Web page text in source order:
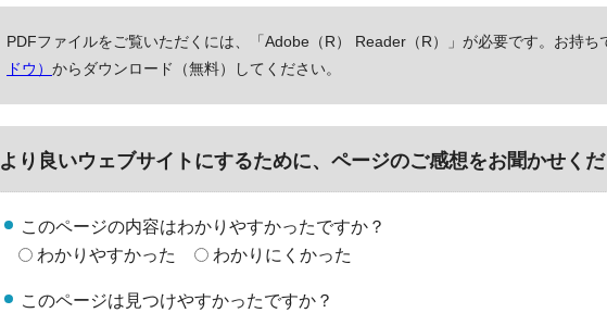
PDFファイルをご覧いただくには、「Adobe（R） Reader（R）」が必要です。お持ち
ドウ） からダウンロード（無料）してください。
より良いウェブサイトにするために、ページのご感想をお聞かせくだ
このページの内容はわかりやすかったですか？
わかりやすかった
わかりにくかった
このページは見つけやすかったですか？